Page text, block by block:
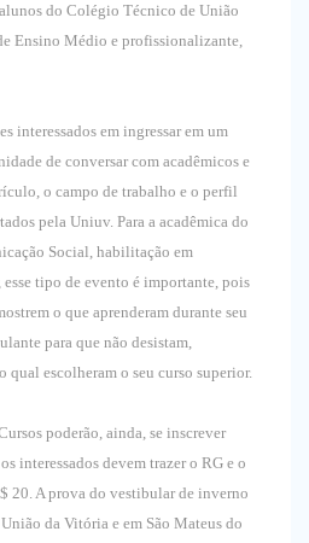
do Colégio Técnico de União
Ensino Médio e profissionalizante,
interessados em ingressar em um
de conversar com acadêmicos e
o campo de trabalho e o perfil
pela Uniuv. Para a acadêmica do
Social, habilitação em
tipo de evento é importante, pois
o que aprenderam durante seu
para que não desistam,
escolheram o seu curso superior.
poderão, ainda, se inscrever
interessados devem trazer o RG e o
20. A prova do vestibular de inverno
da Vitória e em São Mateus do